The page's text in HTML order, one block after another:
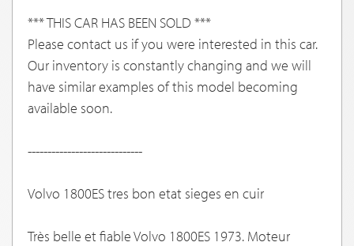
*** THIS CAR HAS BEEN SOLD ***
Please contact us if you were interested in this car.
Our inventory is constantly changing and we will
have similar examples of this model becoming
available soon.
-----------------------------
Volvo 1800ES tres bon etat sieges en cuir
Très belle et fiable Volvo 1800ES 1973. Moteur